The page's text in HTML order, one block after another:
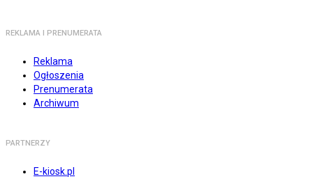
REKLAMA I PRENUMERATA
Reklama
Ogłoszenia
Prenumerata
Archiwum
PARTNERZY
E-kiosk.pl